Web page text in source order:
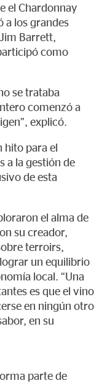
el Chardonnay
a los grandes
Barrett,
como
se trataba
comenzó a
explicó.
hito para el
a la gestión de
de esta
el alma de
su creador,
terroirs,
un equilibrio
local. “Una
es que el vino
en ningún otro
en su
parte de